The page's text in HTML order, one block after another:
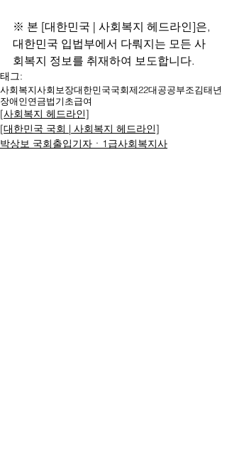
※ 본 [대한민국 | 사회복지 헤드라인]은,
대한민국 입법부에서 다뤄지는 모든 사
회복지 정보를 취재하여 보도합니다.
태그:
사회복지사회보장대한민국국회제22대공공부조김태년
장애인연금법기초급여
[사회복지 헤드라인]
[대한민국 국회 | 사회복지 헤드라인]
박상보 국회출입기자ㆍ1급사회복지사